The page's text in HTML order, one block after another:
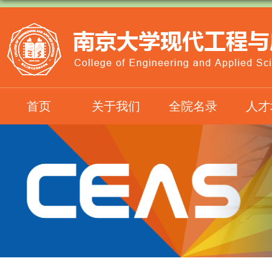
首页 关于我们 全院名录 人